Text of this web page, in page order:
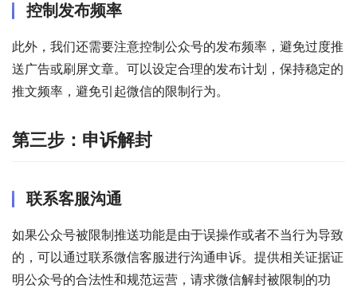
控制发布频率
此外，我们还需要注意控制公众号的发布频率，避免过度推
送广告或刷屏文章。可以设定合理的发布计划，保持稳定的
推文频率，避免引起微信的限制行为。
第三步：申诉解封
联系客服沟通
如果公众号被限制推送功能是由于误操作或者不当行为导致
的，可以通过联系微信客服进行沟通申诉。提供相关证据证
明公众号的合法性和规范运营，请求微信解封被限制的功